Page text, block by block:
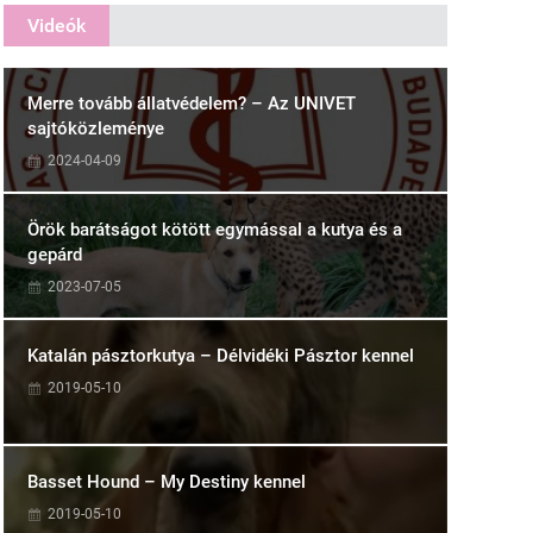
Videók
Merre tovább állatvédelem? – Az UNIVET
sajtóközleménye
2024-04-09
Örök barátságot kötött egymással a kutya és a
gepárd
2023-07-05
Katalán pásztorkutya – Délvidéki Pásztor kennel
2019-05-10
Basset Hound – My Destiny kennel
2019-05-10